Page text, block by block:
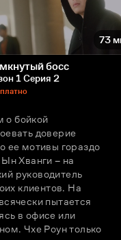
73
босс
1 Серия 2
о бойкой
доверие
ее мотивы гораздо
Хванги – на
руководитель
клиентов. На
пытается
в офисе или
Чхе Роун только